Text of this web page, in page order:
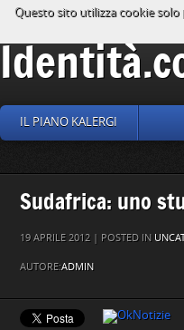
IL PIANO KALERGI
Sudafrica: uno
19 APRILE 2012 | POSTED IN
AUTORE:ADMIN
Questo sito utilizza cookie